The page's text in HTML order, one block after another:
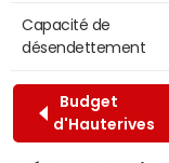
Capacité de
désendettement
Budget
d'Hauterives